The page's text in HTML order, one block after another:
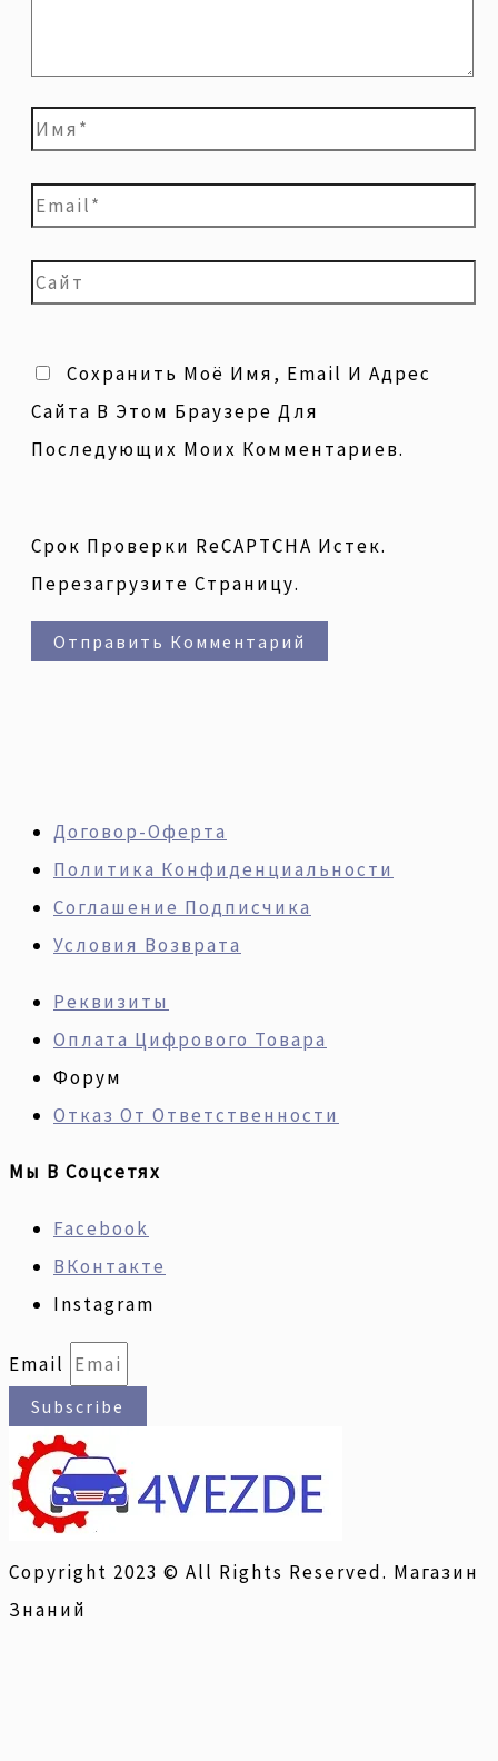
Сохранить Моё Имя, Email И Адрес
Сайта В Этом Браузере Для
Последующих Моих Комментариев.
Срок Проверки ReCAPTCHA Истек.
Перезагрузите Страницу.
Договор-Оферта
Политика Конфиденциальности
Соглашение Подписчика
Условия Возврата
Реквизиты
Оплата Цифрового Товара
Форум
Отказ От Ответственности
Мы В Соцсетях
Facebook
ВКонтакте
Instagram
Email
Subscribe
Copyright 2023 © All Rights Reserved. Магазин
Знаний